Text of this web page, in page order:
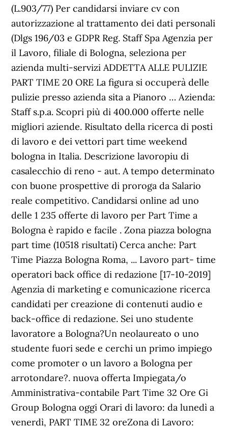
(L.903/77) Per candidarsi inviare cv con
autorizzazione al trattamento dei dati personali
(Dlgs 196/03 e GDPR Reg. Staff Spa Agenzia per
il Lavoro, filiale di Bologna, seleziona per
azienda multi-servizi ADDETTA ALLE PULIZIE
PART TIME 20 ORE La figura si occuperà delle
pulizie presso azienda sita a Pianoro … Azienda:
Staff s.p.a. Scopri più di 400.000 offerte nelle
migliori aziende. Risultato della ricerca di posti
di lavoro e dei vettori part time weekend
bologna in Italia. Descrizione lavoropiu di
casalecchio di reno - aut. A tempo determinato
con buone prospettive di proroga da Salario
reale competitivo. Candidarsi online ad uno
delle 1 235 offerte di lavoro per Part Time a
Bologna è rapido e facile . Zona piazza bologna
part time (10518 risultati) Cerca anche: Part
Time Piazza Bologna Roma, ... Lavoro part- time
operatori back office di redazione [17-10-2019]
Agenzia di marketing e comunicazione ricerca
candidati per creazione di contenuti audio e
back-office di redazione. Sei uno studente
lavoratore a Bologna?Un neolaureato o uno
studente fuori sede e cerchi un primo impiego
come promoter o un lavoro a Bologna per
arrotondare?. nuova offerta Impiegata/o
Amministrativa-contabile Part Time 32 Ore Gi
Group Bologna oggi Orari di lavoro: da lunedì a
venerdì, PART TIME 32 oreZona di Lavoro: